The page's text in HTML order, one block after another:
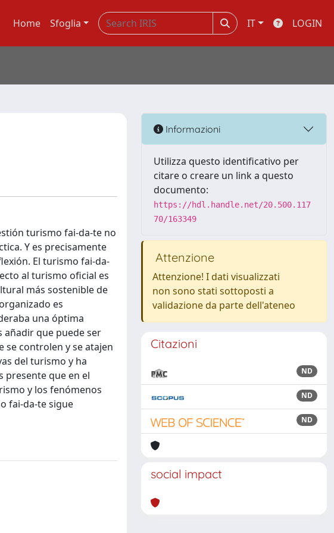
Home Sfoglia IT LOGIN
turismo fai-da-te no
Y es precisamente
El turismo fai-da-
al turismo oficial es
más sostenible de
es
una óptima
que puede ser
se controlen y se atajen
del turismo y ha
presente que en el
y los fenómenos
fai-da-te sigue
Informazioni
Utilizza questo identificativo per
citare o creare un link a questo
documento:
https://hdl.handle.net/20.500.117
70/163349
Attenzione
Attenzione! I dati visualizzati
non sono stati sottoposti a
validazione da parte dell'ateneo
Citazioni
ND
ND
ND
social impact